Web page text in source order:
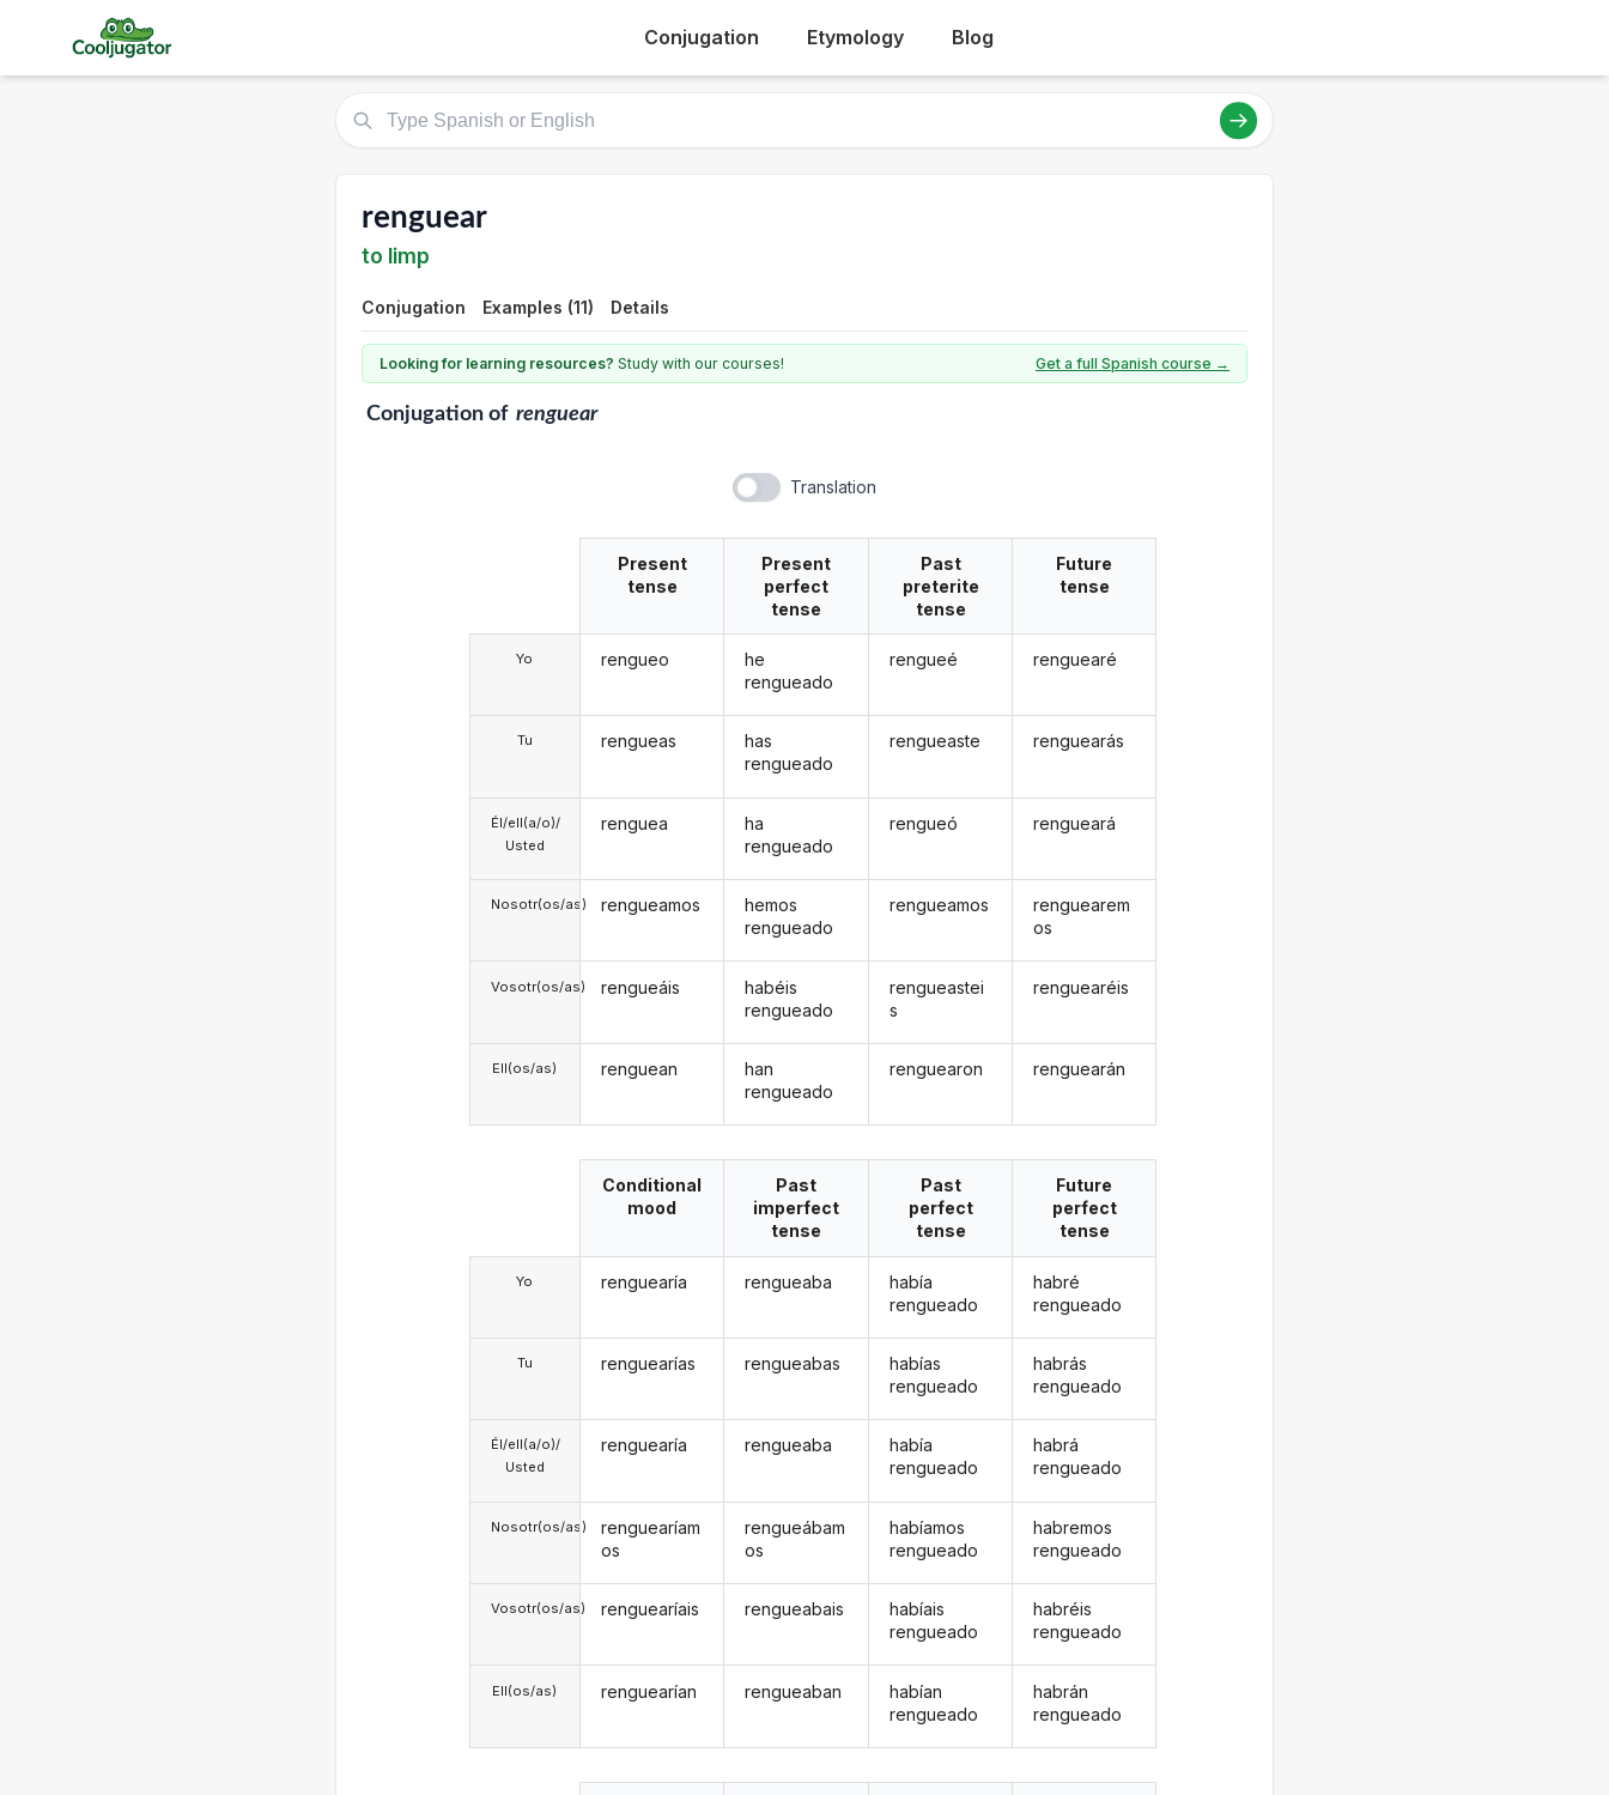
Conjugation Etymology Blog
renguear
to limp
Conjugation Examples (11) Details
Looking for learning resources? Study with our courses! Get a full Spanish course →
Conjugationof renguear
Translation
Yo
Tu
Él/ell(a/o)/
Usted
Nosotr(os/as)
Vosotr(os/as)
Ell(os/as)
Present
tense
rengueo
rengueas
renguea
rengueamos
rengueáis
renguean
Present
perfect
tense
he
rengueado
has
rengueado
ha
rengueado
hemos
rengueado
habéis
rengueado
han
rengueado
Past
preterite
tense
rengueé
rengueaste
rengueó
rengueamos
rengueastei
s
renguearon
Future
tense
renguearé
renguearás
rengueará
renguearem
os
renguearéis
renguearán
Yo
Tu
Él/ell(a/o)/
Usted
Nosotr(os/as)
Vosotr(os/as)
Ell(os/as)
Conditional
mood
renguearía
renguearías
renguearía
renguearíam
os
renguearíais
renguearían
Past
imperfect
tense
rengueaba
rengueabas
rengueaba
rengueábam
os
rengueabais
rengueaban
Past
perfect
tense
había
rengueado
habías
rengueado
había
rengueado
habíamos
rengueado
habíais
rengueado
habían
rengueado
Future
perfect
tense
habré
rengueado
habrás
rengueado
habrá
rengueado
habremos
rengueado
habréis
rengueado
habrán
rengueado